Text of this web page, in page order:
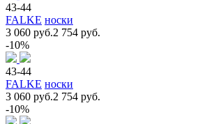
43-44
FALKE носки
3 060 руб.2 754 руб.
-10%
43-44
FALKE носки
3 060 руб.2 754 руб.
-10%